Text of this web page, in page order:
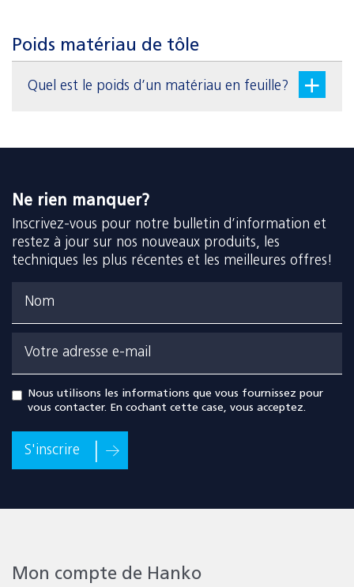
Poids matériau de tôle
Quel est le poids d’un matériau en feuille?
Ne rien manquer?
Inscrivez-vous pour notre bulletin d’information et
restez à jour sur nos nouveaux produits, les
techniques les plus récentes et les meilleures offres!
Nom
Votre adresse e-mail
Nous utilisons les informations que vous fournissez pour
vous contacter. En cochant cette case, vous acceptez.
S'inscrire
Mon compte de Hanko